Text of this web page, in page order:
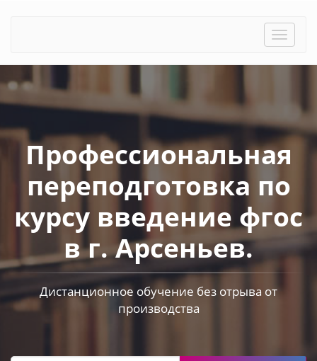
Toggle
Профессиональная
переподготовка по
курсу введение фгос
в г. Арсеньев.
Дистанционное обучение без отрыва от
производства